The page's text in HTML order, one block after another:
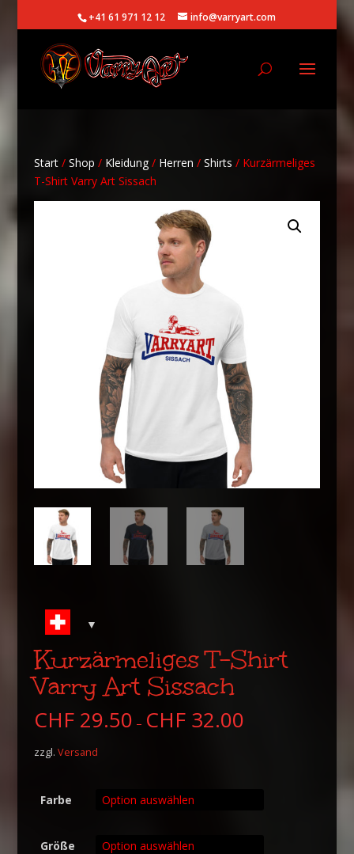
+41 61 971 12 12 info@varryart.com
Start/ Shop / Kleidung/ Herren / Shirts / Kurzärmeliges
T-Shirt Varry Art Sissach
Kurzärmeliges T-Shirt
Varry Art Sissach
CHF29.50 – CHF32.00
zzgl. Versand
Farbe
Größe